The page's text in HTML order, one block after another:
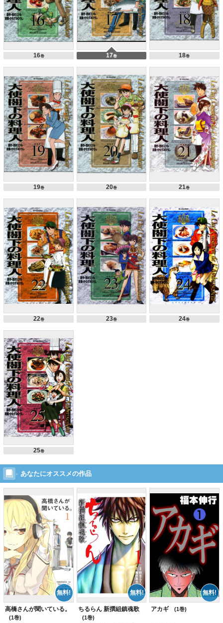
16巻 17巻 18巻
19巻 20巻 21巻
22巻 23巻 24巻
25巻
あなたにオススメの作品
高橋さんが聞いている。
1
ちるらん 新撰組鎮魂歌
1
アカギ 1